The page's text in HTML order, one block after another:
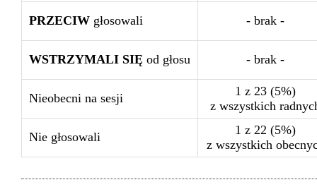
PRZECIW głosowali - brak -
WSTRZYMALI SIĘ od głosu - brak -
Nieobecni na sesji
1 z 23 (5%)
z wszystkich
Nie głosowali
1 z 22 (5%)
z wszystkich